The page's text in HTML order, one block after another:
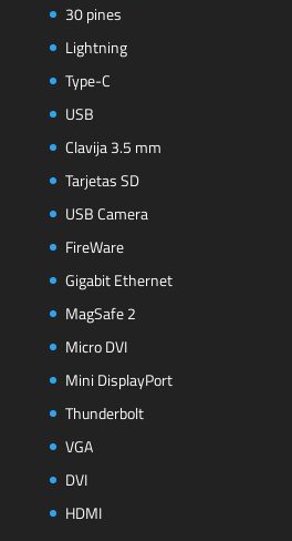
30 pines
Lightning
Type-C
USB
Clavija 3.5 mm
Tarjetas SD
USB Camera
FireWare
Gigabit Ethernet
MagSafe 2
Micro DVI
Mini DisplayPort
Thunderbolt
VGA
DVI
HDMI